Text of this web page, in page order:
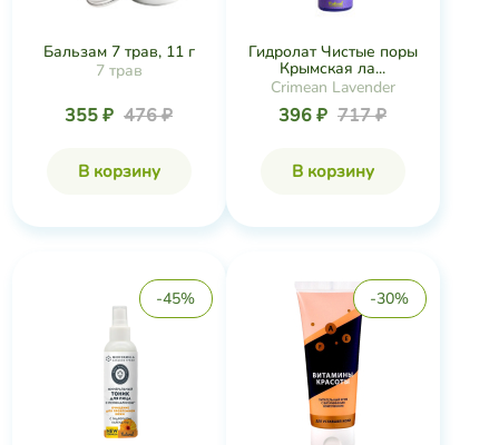
Бальзам 7 трав, 11 г
7 трав
355 ₽ 476 ₽
В корзину
Гидролат Чистые поры
Крымская ла...
Crimean Lavender
396 ₽ 717 ₽
В корзину
-45% -30%